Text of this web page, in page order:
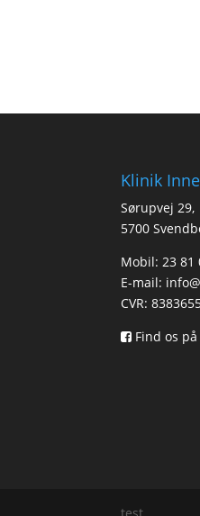
Klinik
Sørupvej 29,
5700
Mobil: 23 81
E-mail:
CVR:
Find os
test